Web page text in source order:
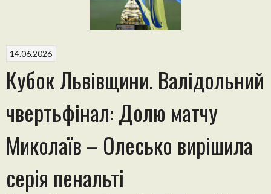
перемогу
над
14.06.2026
Кубок Львівщини. Валідольний
чвертьфінал: Долю матчу
Миколаїв – Олесько вирішила
серія пенальті